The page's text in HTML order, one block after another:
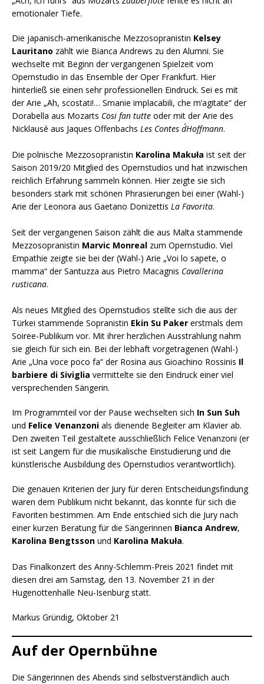
emotionaler Tiefe.
Die japanisch-amerikanische Mezzosopranistin Kelsey
Lauritano zählt wie Bianca Andrews zu den Alumni. Sie
wechselte mit Beginn der vergangenen Spielzeit vom
Opernstudio in das Ensemble der Oper Frankfurt. Hier
hinterließ sie einen sehr professionellen Eindruck. Sei es mit
der Arie „Ah, scostati!… Smanie implacabili, che m’agitate“ der
Dorabella aus Mozarts Cosi fan tutte oder mit der Arie des
Nicklausé aus Jaques Offenbachs Les Contes d´Hoffmann.
Die polnische Mezzosopranistin Karolina Makuła ist seit der
Saison 2019/20 Mitglied des Opernstudios und hat inzwischen
reichlich Erfahrung sammeln können. Hier zeigte sie sich
besonders stark mit schönen Phrasierungen bei einer (Wahl-)
Arie der Leonora aus Gaetano Donizettis La Favorita.
Seit der vergangenen Saison zählt die aus Malta stammende
Mezzosopranistin Marvic Monreal zum Opernstudio. Viel
Empathie zeigte sie bei der (Wahl-) Arie „Voi lo sapete, o
mamma“ der Santuzza aus Pietro Macagnis Cavallerina
rusticana.
Als neues Mitglied des Opernstudios stellte sich die aus der
Türkei stammende Sopranistin Ekin Su Paker erstmals dem
Soiree-Publikum vor. Mit ihrer herzlichen Ausstrahlung nahm
sie gleich für sich ein. Bei der lebhaft vorgetragenen (Wahl-)
Arie „Una voce poco fa“ der Rosina aus Gioachino Rossinis Il
barbiere di Siviglia vermittelte sie den Eindruck einer viel
versprechenden Sängerin.
Im Programmteil vor der Pause wechselten sich In Sun Suh
und Felice Venanzoni als dienende Begleiter am Klavier ab.
Den zweiten Teil gestaltete ausschließlich Felice Venanzoni (er
ist seit Langem für die musikalische Einstudierung und die
künstlerische Ausbildung des Opernstudios verantwortlich).
Die genauen Kriterien der Jury für deren Entscheidungsfindung
waren dem Publikum nicht bekannt, das konnte für sich die
Favoriten bestimmen. Am Ende entschied sich die Jury nach
einer kurzen Beratung für die Sängerinnen Bianca Andrew,
Karolina Bengtsson und Karolina Makuła.
Das Finalkonzert des Anny-Schlemm-Preis 2021 findet mit
diesen drei am Samstag, den 13. November 21 in der
Hugenottenhalle Neu-Isenburg statt.
Markus Gründig, Oktober 21
Auf der Opernbühne
Die Sängerinnen des Abends sind selbstverständlich auch